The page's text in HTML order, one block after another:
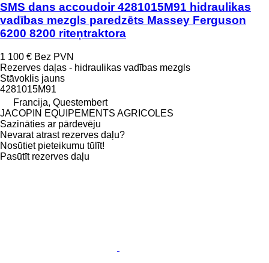
SMS dans accoudoir 4281015M91 hidraulikas
vadības mezgls paredzēts Massey Ferguson
6200 8200 riteņtraktora
1 100 € Bez PVN
Rezerves daļas - hidraulikas vadības mezgls
Stāvoklis jauns
4281015M91
Francija, Questembert
JACOPIN EQUIPEMENTS AGRICOLES
Sazināties ar pārdevēju
Nevarat atrast rezerves daļu?
Nosūtiet pieteikumu tūlīt!
Pasūtīt rezerves daļu